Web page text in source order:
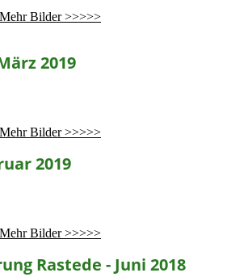
Mehr Bilder >>>>>
2019
Mehr Bilder >>>>>
2019
Mehr Bilder >>>>>
Rastede - Juni 2018